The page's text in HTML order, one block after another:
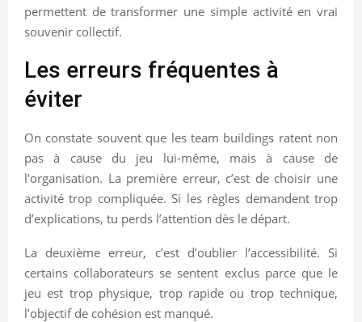
permettent de transformer une simple activité en vrai
souvenir collectif.
Les erreurs fréquentes à
éviter
On constate souvent que les team buildings ratent non
pas à cause du jeu lui-même, mais à cause de
l’organisation. La première erreur, c’est de choisir une
activité trop compliquée. Si les règles demandent trop
d’explications, tu perds l’attention dès le départ.
La deuxième erreur, c’est d’oublier l’accessibilité. Si
certains collaborateurs se sentent exclus parce que le
jeu est trop physique, trop rapide ou trop technique,
l’objectif de cohésion est manqué.